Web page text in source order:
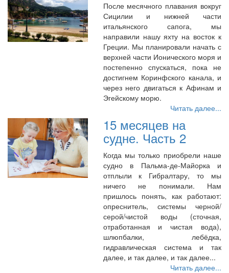
После месячного плавания вокруг
Сицилии и нижней части
итальянского сапога, мы
направили нашу яхту на восток к
Греции. Мы планировали начать с
верхней части Ионического моря и
постепенно спускаться, пока не
достигнем Коринфского канала, и
через него двигаться к Афинам и
Эгейскому морю.
Читать далее...
15 месяцев на
судне. Часть 2
Когда мы только приобрели наше
судно в Пальма-де-Майорка и
отплыли к Гибралтару, то мы
ничего не понимали. Нам
пришлось понять, как работают:
опреснитель, системы черной/
серой/чистой воды (сточная,
отработанная и чистая вода),
шлюпбалки, лебёдка,
гидравлическая система и так
далее, и так далее, и так далее...
Читать далее...